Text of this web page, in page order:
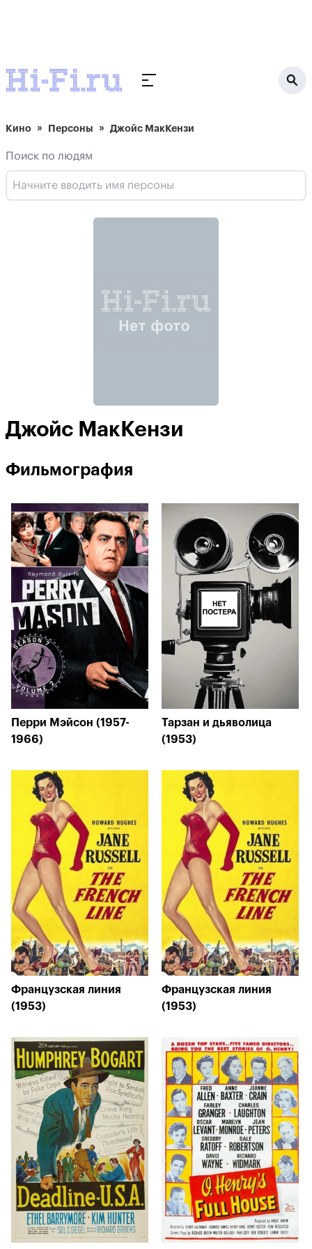
Кино Персоны Джойс МакКензи
Поиск по людям
Джойс МакКензи
Фильмография
Перри Мэйсон (1957-
1966)
Тарзан и дьяволица
(1953)
Французская линия
(1953)
Французская линия
(1953)